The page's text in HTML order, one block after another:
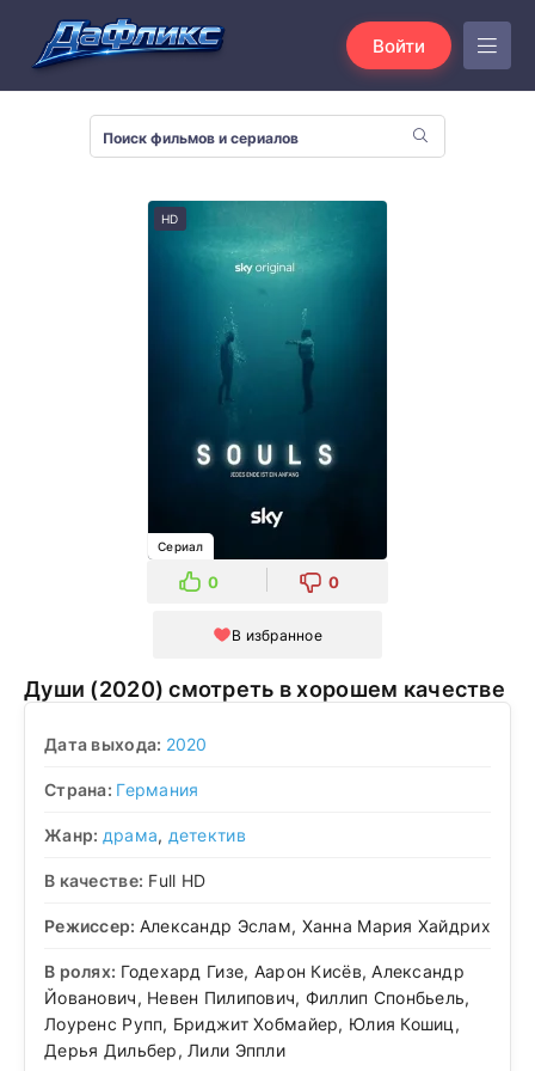
Войти
HD
Сериал
0 0
В избранное
Души (2020) смотреть в хорошем качестве
Дата выхода: 2020
Страна: Германия
Жанр: драма, детектив
В качестве: Full HD
Режиссер: Александр Эслам, Ханна Мария Хайдрих
В ролях: Годехард Гизе, Аарон Кисёв, Александр
Йованович, Невен Пилипович, Филлип Спонбьель,
Лоуренс Рупп, Бриджит Хобмайер, Юлия Кошиц,
Дерья Дильбер, Лили Эппли